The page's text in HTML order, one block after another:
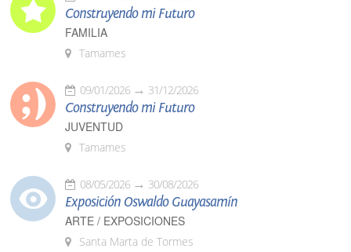
Construyendo mi Futuro
FAMILIA
Tamames
09/01/2026 31/12/2026
Construyendo mi Futuro
JUVENTUD
Tamames
08/05/2026 30/08/2026
Exposición Oswaldo Guayasamín
ARTE / EXPOSICIONES
Santa Marta de Tormes